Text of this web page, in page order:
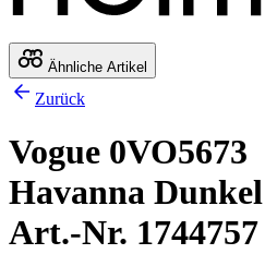
Ähnliche Artikel
Zurück
Vogue 0VO5673
Havanna Dunkel
Art.-Nr. 1744757